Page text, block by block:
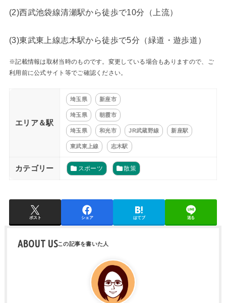
(2)西武池袋線清瀬駅から徒歩で10分（上流）
(3)東武東上線志木駅から徒歩で5分（緑道・遊歩道）
※記載情報は取材当時のものです。変更している場合もありますので、ご
利用前に公式サイト等でご確認ください。
エリア＆駅
埼玉県 新座市
埼玉県 朝霞市
埼玉県 和光市 JR武蔵野線 新座駅
東武東上線 志木駅
カテゴリー スポーツ 散策
ポスト シェア はてブ 送る
ABOUT US